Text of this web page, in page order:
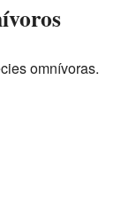
omnívoras.